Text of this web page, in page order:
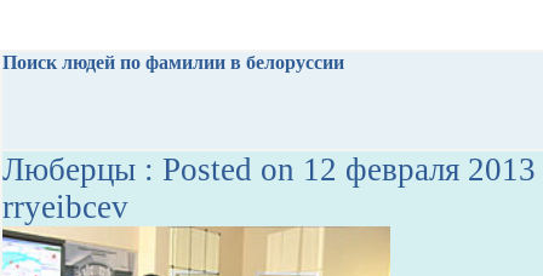
Поиск людей по фамилии в белоруссии
Люберцы : Posted on 12 февраля
rryeibcev